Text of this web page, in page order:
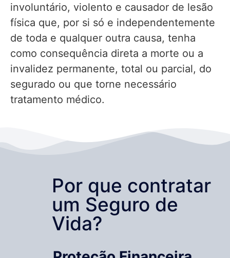
involuntário, violento e causador de lesão
física que, por si só e independentemente
de toda e qualquer outra causa, tenha
como consequência direta a morte ou a
invalidez permanente, total ou parcial, do
segurado ou que torne necessário
tratamento médico.
Por que contratar
um Seguro de
Vida?